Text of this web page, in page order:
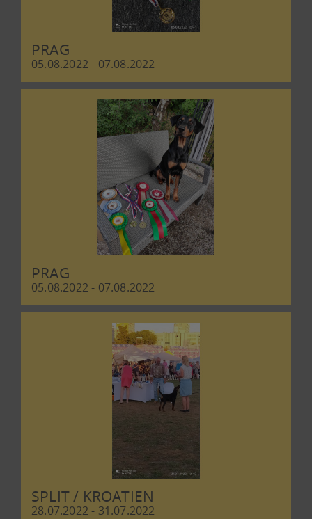
PRAG
05.08.2022 - 07.08.2022
PRAG
05.08.2022 - 07.08.2022
SPLIT / KROATIEN
28.07.2022 - 31.07.2022